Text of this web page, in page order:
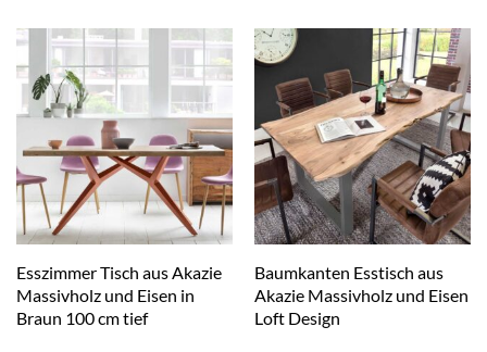
Esszimmer Tisch aus Akazie
Massivholz und Eisen in
Braun 100 cm tief
Baumkanten Esstisch aus
Akazie Massivholz und Eisen
Loft Design